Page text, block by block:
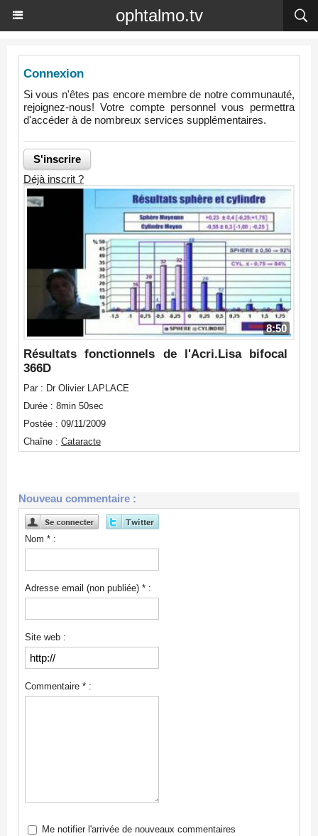
ophtalmo.tv
Connexion
Si vous n'êtes pas encore membre de notre communauté,
rejoignez-nous! Votre compte personnel vous permettra
d'accéder à de nombreux services supplémentaires.
Déjà inscrit ?
8:50
Résultats fonctionnels de l'Acri.Lisa bifocal
366D
Par : Dr Olivier LAPLACE
Durée : 8min 50sec
Postée : 09/11/2009
Chaîne : Cataracte
Nouveau commentaire :
Nom * :
Adresse email (non publiée) * :
Site web :
Commentaire * :
Me notifier l'arrivée de nouveaux commentaires